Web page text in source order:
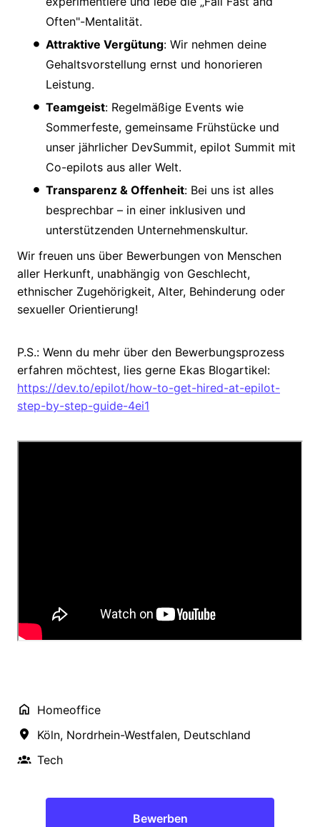
Often"-Mentalität.
Attraktive Vergütung: Wir nehmen deine
Gehaltsvorstellung ernst und honorieren
Leistung.
Teamgeist: Regelmäßige Events wie
Sommerfeste, gemeinsame Frühstücke und
unser jährlicher DevSummit, epilot Summit mit
Co-epilots aus aller Welt.
Transparenz & Offenheit: Bei uns ist alles
besprechbar – in einer inklusiven und
unterstützenden Unternehmenskultur.
Wir freuen uns über Bewerbungen von Menschen
aller Herkunft, unabhängig von Geschlecht,
ethnischer Zugehörigkeit, Alter, Behinderung oder
sexueller Orientierung!
P.S.: Wenn du mehr über den Bewerbungsprozess
erfahren möchtest, lies gerne Ekas Blogartikel:
https://dev.to/epilot/how-to-get-hired-at-epilot-
step-by-step-guide-4ei1
Homeoffice
Köln, Nordrhein-Westfalen, Deutschland
Tech
Bewerben